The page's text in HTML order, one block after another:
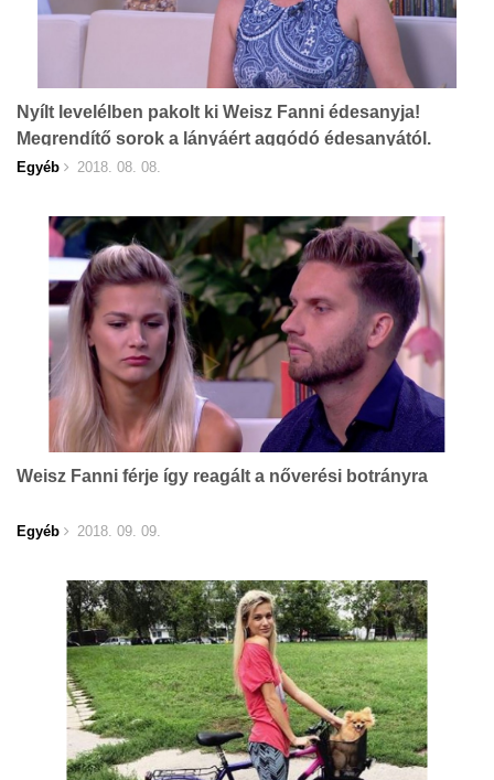
Nyílt levelélben pakolt ki Weisz Fanni édesanyja!
Megrendítő sorok a lányáért aggódó édesanyától.
Egyéb 2018. 08. 08.
Weisz Fanni férje így reagált a nőverési botrányra
Egyéb 2018. 09. 09.